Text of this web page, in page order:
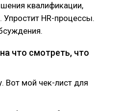
квалификации,
Упростит HR-процессы.
что смотреть, что
Вот мой чек-лист для